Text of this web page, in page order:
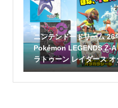
ニンテンドードリーム 26
Pokémon LEGENDS Z-A
ラトゥーン レイダース